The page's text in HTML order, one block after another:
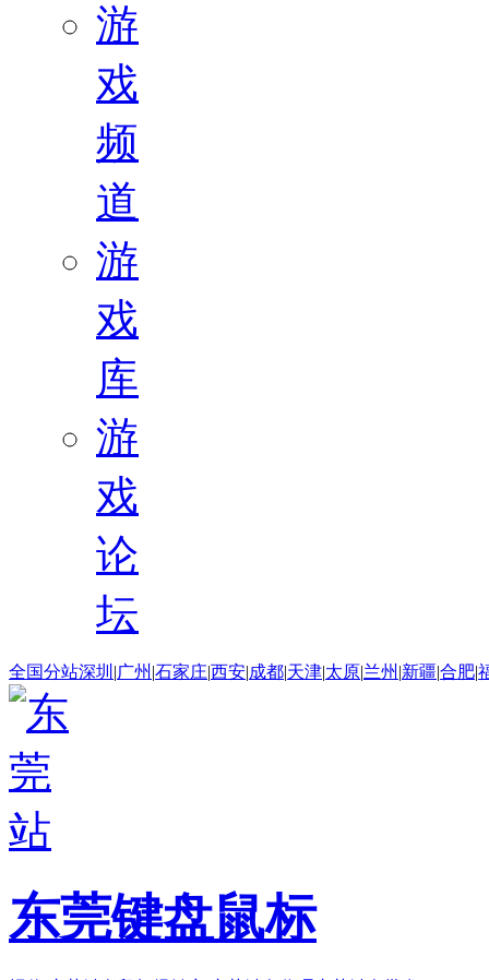
游
戏
频
道
游
戏
库
游
戏
论
坛
全国分站深圳 |广州 |石家庄|西安|成都|天津|太原|兰州 |新疆|合肥|
东莞键盘鼠标